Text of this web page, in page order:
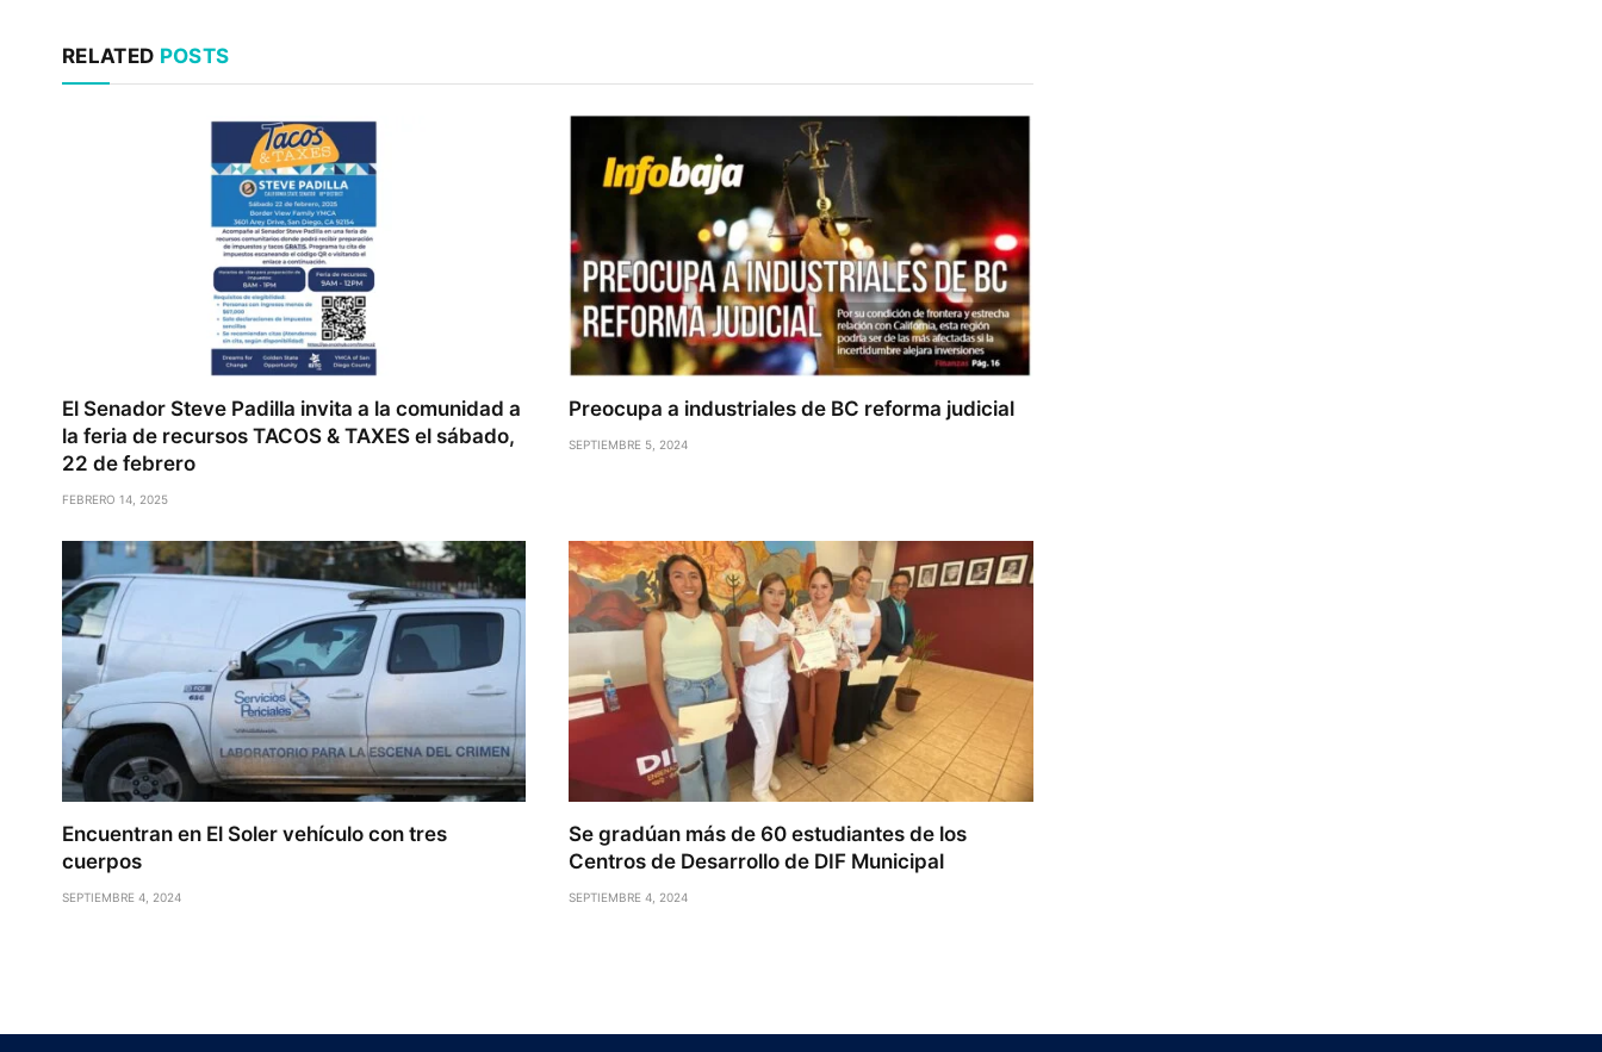
RELATED POSTS
El Senador Steve Padilla invita a la comunidad a
la feria de recursos TACOS & TAXES el sábado,
22 de febrero
FEBRERO 14, 2025
Preocupa a industriales de BC reforma judicial
SEPTIEMBRE 5, 2024
Encuentran en El Soler vehículo con tres
cuerpos
SEPTIEMBRE 4, 2024
Se gradúan más de 60 estudiantes de los
Centros de Desarrollo de DIF Municipal
SEPTIEMBRE 4, 2024